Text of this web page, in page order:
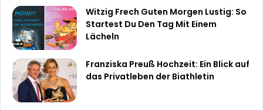
Witzig Frech Guten Morgen Lustig: So
Startest Du Den Tag Mit Einem
Lächeln
Franziska Preuß Hochzeit: Ein Blick auf
das Privatleben der Biathletin